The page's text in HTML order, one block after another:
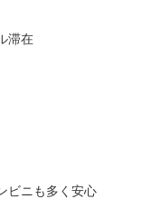
滞在
ビニも多く安心